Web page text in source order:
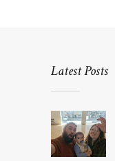
Latest Posts